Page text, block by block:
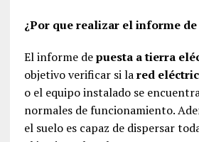
¿Por que realizar el informe
El informe depuesta a tierra
objetivo verificar si lared
o el equipo instalado se
normales de funcionamiento.
el suelo es capaz de dispersar